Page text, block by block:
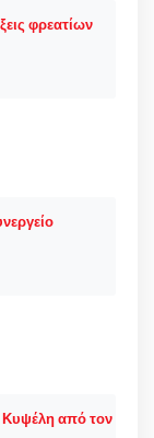
φρεατίων
Κυψέλη από τον